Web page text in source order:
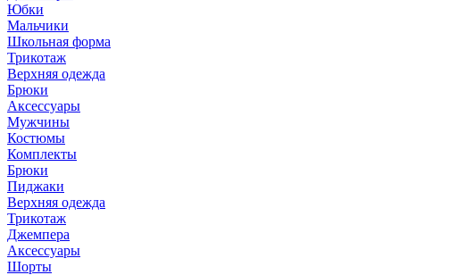
Юбки
Мальчики
Школьная форма
Трикотаж
Верхняя одежда
Брюки
Аксессуары
Мужчины
Костюмы
Комплекты
Брюки
Пиджаки
Верхняя одежда
Трикотаж
Джемпера
Аксессуары
Шорты